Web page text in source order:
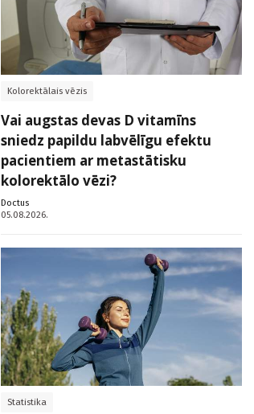
Kolorektālais vēzis
Vai augstas devas D vitamīns
sniedz papildu labvēlīgu efektu
pacientiem ar metastātisku
kolorektālo vēzi?
Doctus
05.08.2026.
Statistika